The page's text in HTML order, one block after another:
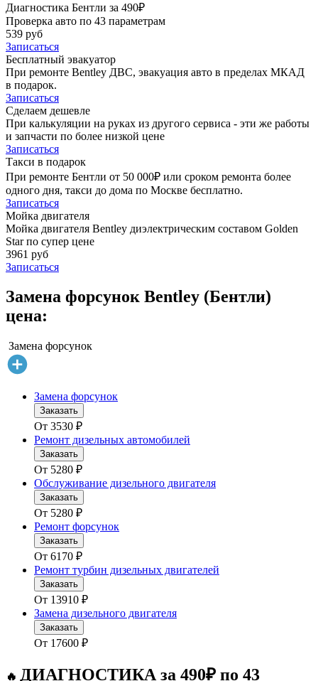
Диагностика Бентли за 490₽
Проверка авто по 43 параметрам
539 руб
Записаться
Бесплатный эвакуатор
При ремонте Bentley ДВС, эвакуация авто в пределах МКАД
в подарок.
Записаться
Сделаем дешевле
При калькуляции на руках из другого сервиса - эти же работы
и запчасти по более низкой цене
Записаться
Такси в подарок
При ремонте Бентли от 50 000₽ или сроком ремонта более
одного дня, такси до дома по Москве бесплатно.
Записаться
Мойка двигателя
Мойка двигателя Bentley диэлектрическим составом Golden
Star по супер цене
3961 руб
Записаться
Замена форсунок Bentley (Бентли)
цена:
Замена форсунок
Замена форсунок
Заказать
От 3530 ₽
Ремонт дизельных автомобилей
Заказать
От 5280 ₽
Обслуживание дизельного двигателя
Заказать
От 5280 ₽
Ремонт форсунок
Заказать
От 6170 ₽
Ремонт турбин дизельных двигателей
Заказать
От 13910 ₽
Замена дизельного двигателя
Заказать
От 17600 ₽
🔥 ДИАГНОСТИКА за 490₽ по 43